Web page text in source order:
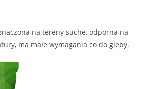
na tereny suche, odporna na
ma małe wymagania co do gleby.